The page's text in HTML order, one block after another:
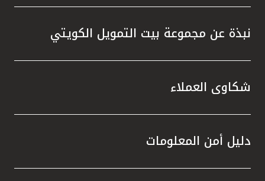
نبذة عن مجموعة بيت التمويل الكويتي
شكاوى العملاء
دليل أمن المعلومات